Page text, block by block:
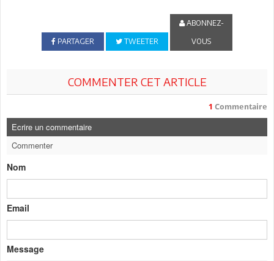
PARTAGER TWEETER
ABONNEZ-
VOUS
COMMENTER CET ARTICLE
1 Commentaire
Ecrire un commentaire
Commenter
Nom
Email
Message